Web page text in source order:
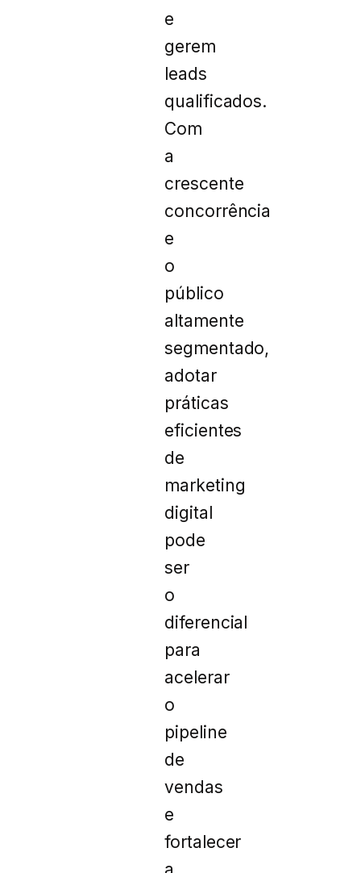
e
gerem
leads
qualificados.
Com
a
crescente
concorrência
e
o
público
altamente
segmentado,
adotar
práticas
eficientes
de
marketing
digital
pode
ser
o
diferencial
para
acelerar
o
pipeline
de
vendas
e
fortalecer